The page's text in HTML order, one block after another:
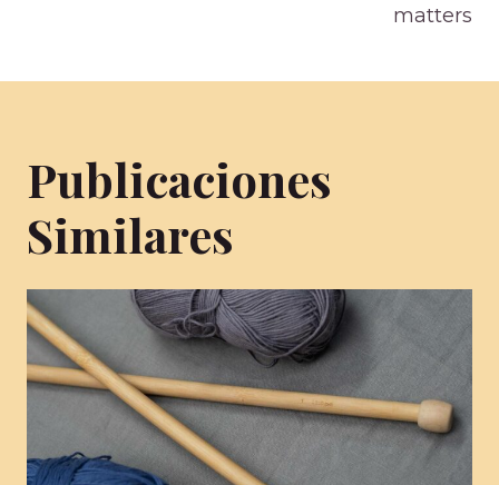
matters
Publicaciones
Similares